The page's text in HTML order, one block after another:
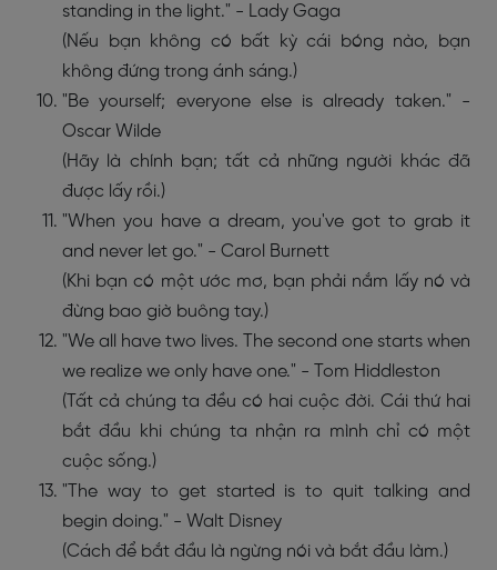
standing in the light." - Lady Gaga
(Nếu bạn không có bất kỳ cái bóng nào, bạn
không đứng trong ánh sáng.)
"Be yourself; everyone else is already taken." -
Oscar Wilde
(Hãy là chính bạn; tất cả những người khác đã
được lấy rồi.)
"When you have a dream, you've got to grab it
and never let go." - Carol Burnett
(Khi bạn có một ước mơ, bạn phải nắm lấy nó và
đừng bao giờ buông tay.)
"We all have two lives. The second one starts when
we realize we only have one." - Tom Hiddleston
(Tất cả chúng ta đều có hai cuộc đời. Cái thứ hai
bắt đầu khi chúng ta nhận ra mình chỉ có một
cuộc sống.)
"The way to get started is to quit talking and
begin doing." - Walt Disney
(Cách để bắt đầu là ngừng nói và bắt đầu làm.)